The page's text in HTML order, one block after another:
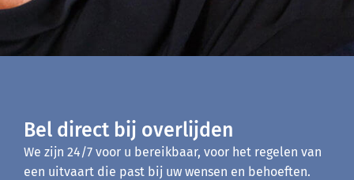
Bel direct bij overlijden
We zijn 24/7 voor u bereikbaar, voor het regelen van
een uitvaart die past bij uw wensen en behoeften.